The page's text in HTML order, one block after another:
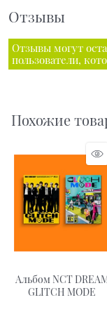
Отзывы
Отзывы могут
пользователи,
Похожие
Альбом NCT
GLITCH MODE